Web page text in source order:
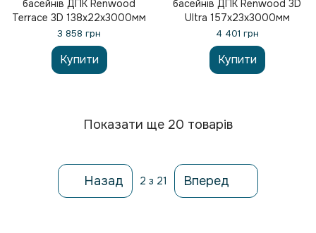
басейнів ДПК Renwood
Terrace 3D 138х22х3000мм
3 858 грн
Купити
басейнів ДПК Renwood 3D
Ultra 157х23х3000мм
4 401 грн
Купити
Показати ще 20 товарів
Назад 2 з 21 Вперед